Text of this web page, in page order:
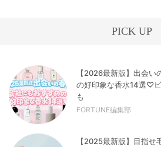
PICK UP
【2026最新版】出会い
の好印象な香水14選♡
も
FORTUNE編集部
【2025最新版】目指せ